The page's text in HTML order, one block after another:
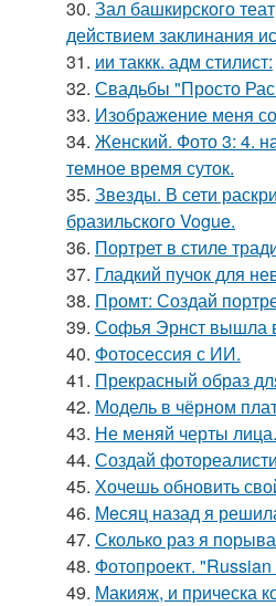
30. Зал башкирского
действием заклинания
31. ии таккк. адм стилист:
32. Свадьбы "Просто
33. Изображение меня
34. Женский. Фото 3: 4.
темное время суток.
35. Звезды. В сети
бразильского Vogue.
36. Портрет в стиле
37. Гладкий пучок для
38. Промт: Создай
39. Софья Эрнст вышла
40. Фотосессия с ИИ.
41. Прекрасный образ
42. Модель в чёрном
43. Не меняй черты лица.
44. Создай
45. Хочешь обновить
46. Мeсяц назад я
47. Сколько раз я
48. Фотопроект.
49. Макияж, и прическа